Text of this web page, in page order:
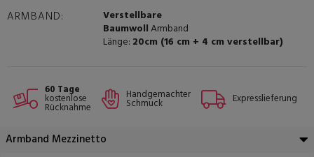
ARMBAND:
Verstellbare
BaumwollArmband
Länge: 20cm (16 cm + 4 cm verstellbar)
60 Tage
kostenlose
Rücknahme
Handgemachter
Schmuck Expresslieferung
Armband Mezzinetto